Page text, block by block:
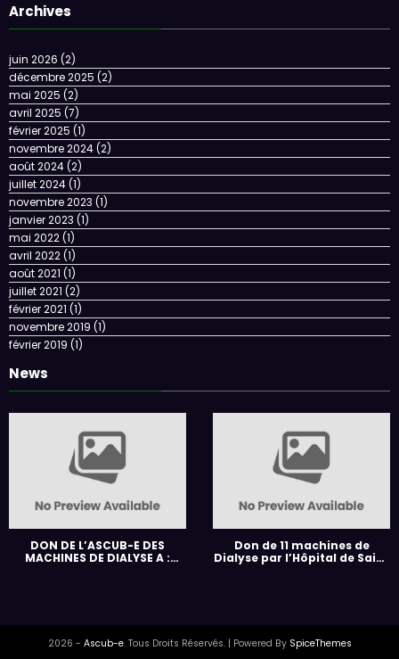
Archives
juin 2026 (2)
décembre 2025 (2)
mai 2025 (2)
avril 2025 (7)
février 2025 (1)
novembre 2024(2)
août 2024(2)
juillet 2024(1)
novembre 2023 (1)
janvier 2023 (1)
mai 2022(1)
avril 2022(1)
août 2021 (1)
juillet 2021 (2)
février 2021 (1)
novembre 2019 (1)
février 2019 (1)
News
DON DE L’ASCUB-E DES
MACHINES DE DIALYSE A :
Don de 11 machines de
Dialyse par l’Hôpital de Saint
2026 - Ascub-e. Tous Droits Réservés. | Powered By SpiceThemes